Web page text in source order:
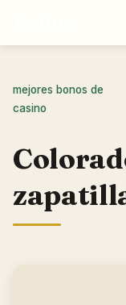
mejores bonos de
casino